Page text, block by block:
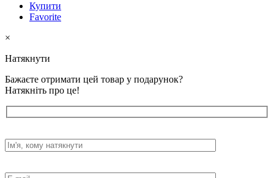
Купити
Favorite
×
Натякнути
Бажаєте отримати цей товар у подарунок?
Натякніть про це!